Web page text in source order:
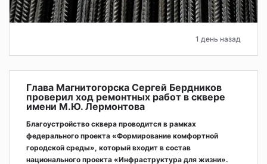
1 день назад
Глава Магнитогорска Сергей Бердников
проверил ход ремонтных работ в сквере
имени М.Ю. Лермонтова
Благоустройство сквера проводится в рамках
федерального проекта «Формирование комфортной
городской среды», который входит в состав
национального проекта «Инфраструктура для жизни».